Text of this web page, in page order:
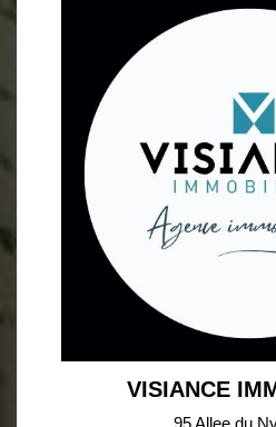
VISIANCE